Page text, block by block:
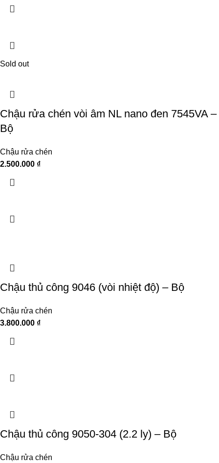
Sold out
Chậu rửa chén vòi âm NL nano đen 7545VA –
Bộ
Chậu rửa chén
2.500.000 ₫
Chậu thủ công 9046 (vòi nhiệt độ) – Bộ
Chậu rửa chén
3.800.000 ₫
Chậu thủ công 9050-304 (2.2 ly) – Bộ
Chậu rửa chén